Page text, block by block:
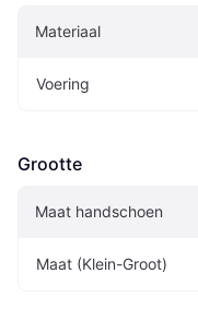
Materiaal
Voering
Grootte
Maat handschoen
Maat (Klein-Groot)